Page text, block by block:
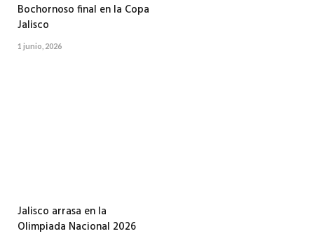
Bochornoso final en la Copa
Jalisco
1 junio, 2026
Jalisco arrasa en la
Olimpiada Nacional 2026